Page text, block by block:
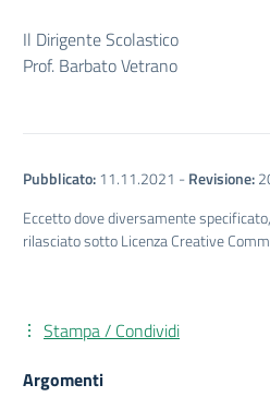
Il Dirigente Scolastico
Prof. Barbato Vetrano
Pubblicato:11.11.2021 -Revisione:
Eccetto dove diversamente
rilasciato sotto Licenza Creative
Stampa / Condividi
Argomenti